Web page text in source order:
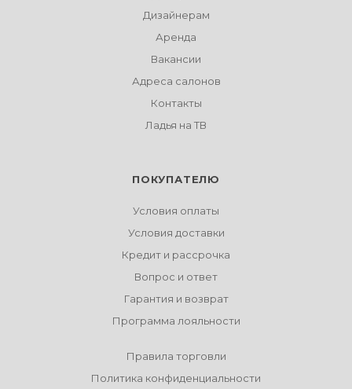
Дизайнерам
Аренда
Вакансии
Адреса салонов
Контакты
Ладья на ТВ
ПОКУПАТЕЛЮ
Условия оплаты
Условия доставки
Кредит и рассрочка
Вопрос и ответ
Гарантия и возврат
Программа лояльности
Правила торговли
Политика конфиденциальности